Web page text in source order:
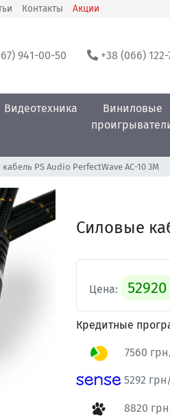
Контакты Акции
941-00-50 +38 (066) 122-
Видеотехника
Виниловые
PS Audio PerfectWave AC-10 3M
Силовые
Цена: 52920
Кредитные
7560
5292
8820